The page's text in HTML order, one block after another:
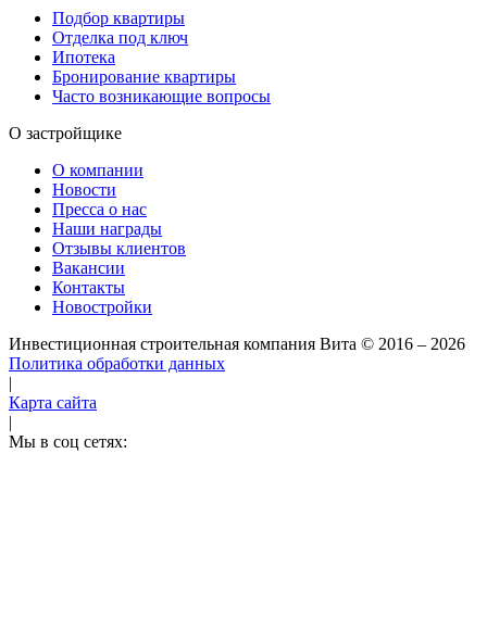
Подбор квартиры
Отделка под ключ
Ипотека
Бронирование квартиры
Часто возникающие вопросы
О застройщике
О компании
Новости
Пресса о нас
Наши награды
Отзывы клиентов
Вакансии
Контакты
Новостройки
Инвестиционная строительная компания Вита © 2016 – 2026
Политика обработки данных
|
Карта сайта
|
Мы в соц сетях: